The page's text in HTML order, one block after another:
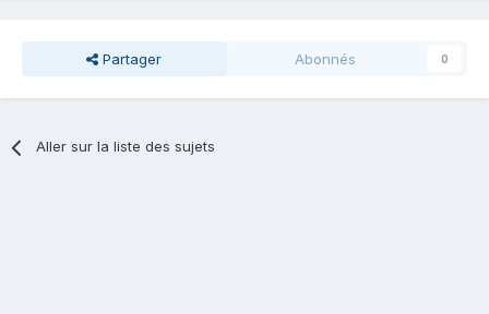
Partager Abonnés 0
Aller sur la liste des sujets